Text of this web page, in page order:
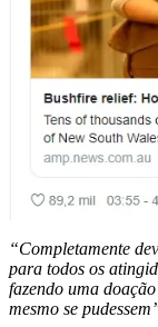
“Completamente
para todos os
fazendo uma
mesmo se